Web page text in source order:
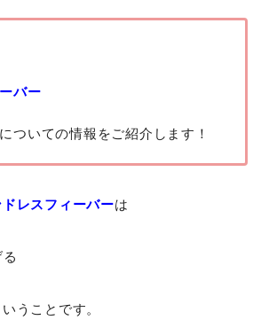
バー
ついての情報をご紹介します！
ドレスフィーバーは
うことです。